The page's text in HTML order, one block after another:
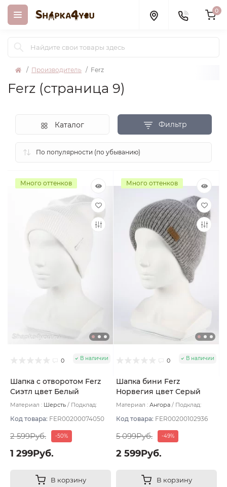
0
Производитель Ferz
Ferz (страница 9)
Фильтр
Каталог
Много оттенков
0 В наличии
Шапка с отворотом Ferz
Сиэтл цвет Белый
Материал : Шерсть
Подклад:
Код товара: FER00200074050
2 599Руб. -50%
1 299Руб.
В корзину
Много оттенков
0 В наличии
Шапка бини Ferz
Норвегия цвет Серый
Материал : Ангора
Подклад:
Код товара: FER00200102936
5 099Руб. -49%
2 599Руб.
В корзину